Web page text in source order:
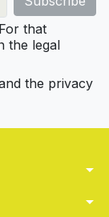
that
the legal
the privacy
arrow_drop_down
arrow_drop_down